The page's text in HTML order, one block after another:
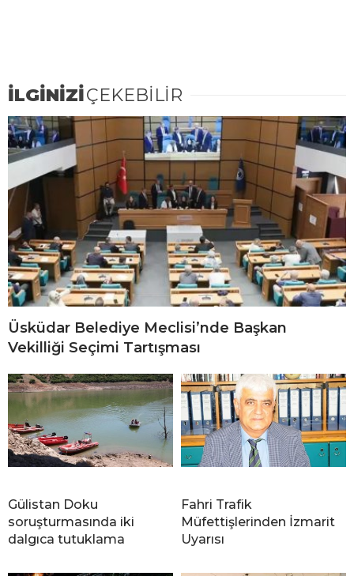
İLGİNİZİÇEKEBİLİR
Üsküdar Belediye Meclisi’nde Başkan
Vekilliği Seçimi Tartışması
Gülistan Doku
soruşturmasında iki
dalgıca tutuklama
Fahri Trafik
Müfettişlerinden İzmarit
Uyarısı